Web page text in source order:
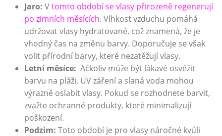
Jaro: V⁢tomto období ‌se ‍vlasy přirozeně regenerují
⁤po zimních měsících. Vlhkost‌ vzduchu pomáhá
⁣udržovat vlasy hydratované, což znamená, že je
⁢vhodný čas na změnu barvy. Doporučuje se‍ však
volit přírodní⁤ barvy,⁢ které nezatěžují vlasy.
Letní měsíce: ⁢ Ačkoliv‌ může ​být lákavé osvěžit
barvu⁣ na pláži, ⁢UV záření a slaná voda mohou
výrazně oslabit ​vlasy. Pokud se⁣ rozhodnete barvit,
zvažte ochranné ‍produkty,​ které ⁤minimalizují
poškození.
Podzim: Toto⁢ období je pro ‌vlasy náročné kvůli